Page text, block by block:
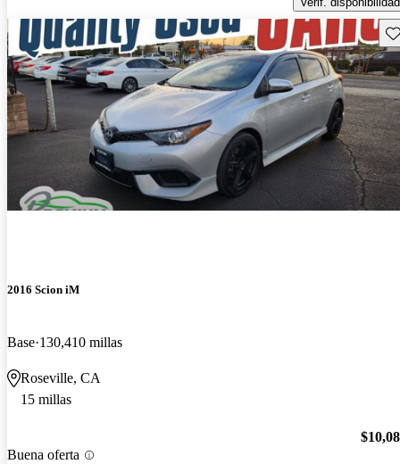
2016 Scion iM
Base 130,410 millas
Roseville, CA
15 millas
Buena oferta